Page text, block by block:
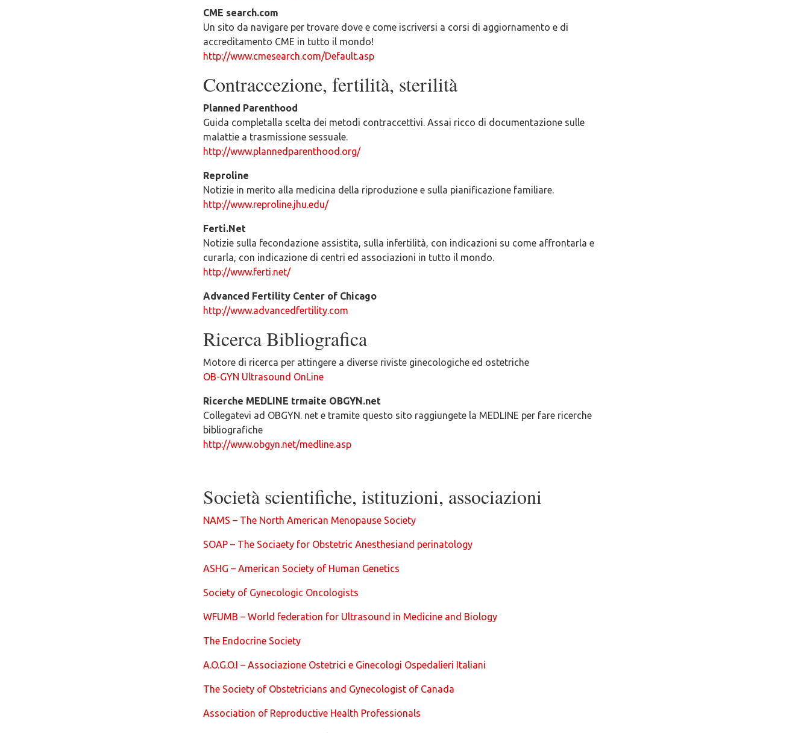
CME search.com
Un sito da navigare per trovare dove e come iscriversi a corsi di aggiornamento e di
accreditamento CME in tutto il mondo!
http://www.cmesearch.com/Default.asp
Contraccezione, fertilità, sterilità
Planned Parenthood
Guida completalla scelta dei metodi contraccettivi. Assai ricco di documentazione sulle
malattie a trasmissione sessuale.
http://www.plannedparenthood.org/
Reproline
Notizie in merito alla medicina della riproduzione e sulla pianificazione familiare.
http://www.reproline.jhu.edu/
Ferti.Net
Notizie sulla fecondazione assistita, sulla infertilità, con indicazioni su come affrontarla e
curarla, con indicazione di centri ed associazioni in tutto il mondo.
http://www.ferti.net/
Advanced Fertility Center of Chicago
http://www.advancedfertility.com
Ricerca Bibliografica
Motore di ricerca per attingere a diverse riviste ginecologiche ed ostetriche
OB-GYN Ultrasound OnLine
Ricerche MEDLINE trmaite OBGYN.net
Collegatevi ad OBGYN. net e tramite questo sito raggiungete la MEDLINE per fare ricerche
bibliografiche
http://www.obgyn.net/medline.asp
Società scientifiche, istituzioni, associazioni
NAMS – The North American Menopause Society
SOAP – The Sociaety for Obstetric Anesthesiand perinatology
ASHG – American Society of Human Genetics
Society of Gynecologic Oncologists
WFUMB – World federation for Ultrasound in Medicine and Biology
The Endocrine Society
A.O.G.O.I – Associazione Ostetrici e Ginecologi Ospedalieri Italiani
The Society of Obstetricians and Gynecologist of Canada
Association of Reproductive Health Professionals